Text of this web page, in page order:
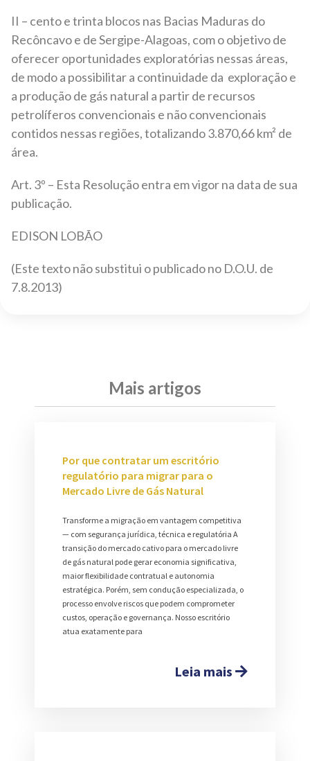
II – cento e trinta blocos nas Bacias Maduras do
Recôncavo e de Sergipe-Alagoas, com o objetivo de
oferecer oportunidades exploratórias nessas áreas,
de modo a possibilitar a continuidade da exploração e
a produção de gás natural a partir de recursos
petrolíferos convencionais e não convencionais
contidos nessas regiões, totalizando 3.870,66 km² de
área.
Art. 3º – Esta Resolução entra em vigor na data de sua
publicação.
EDISON LOBÃO
(Este texto não substitui o publicado no D.O.U. de
7.8.2013)
Mais artigos
Por que contratar um escritório
regulatório para migrar para o
Mercado Livre de Gás Natural
Transforme a migração em vantagem competitiva
— com segurança jurídica, técnica e regulatória A
transição do mercado cativo para o mercado livre
de gás natural pode gerar economia significativa,
maior flexibilidade contratual e autonomia
estratégica. Porém, sem condução especializada, o
processo envolve riscos que podem comprometer
custos, operação e governança. Nosso escritório
atua exatamente para
Leia mais